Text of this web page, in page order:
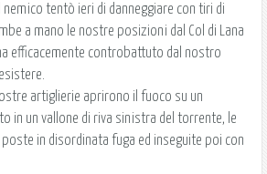
nemico tentò ieri di danneggiare con tiri di
a mano le nostre posizioni dal Col di Lana
efficacemente controbattuto dal nostro
artiglierie aprirono il fuoco su un
in un vallone di riva sinistra del torrente, le
in disordinata fuga ed inseguite poi con